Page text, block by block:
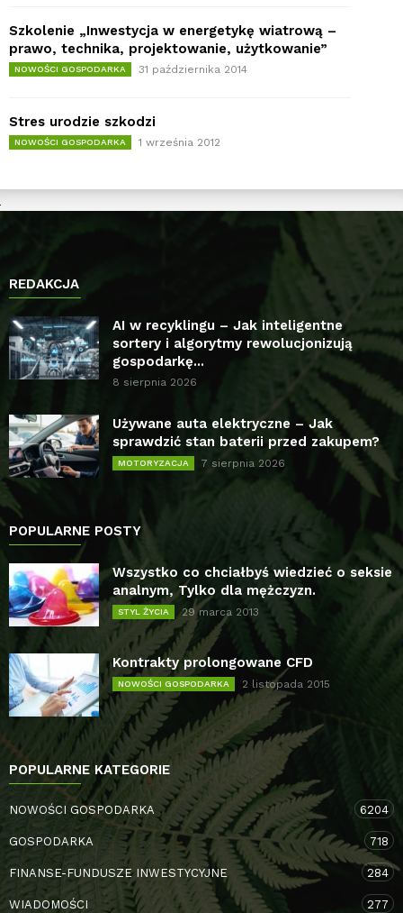
Szkolenie „Inwestycja w energetykę wiatrową –
prawo, technika, projektowanie, użytkowanie”
NOWOŚCI GOSPODARKA 31 października 2014
Stres urodzie szkodzi
NOWOŚCI GOSPODARKA 1 września 2012
REDAKCJA
AI w recyklingu – Jak inteligentne
sortery i algorytmy rewolucjonizują
gospodarkę...
8 sierpnia 2026
Używane auta elektryczne – Jak
sprawdzić stan baterii przed zakupem?
MOTORYZACJA 7 sierpnia 2026
POPULARNE POSTY
Wszystko co chciałbyś wiedzieć o seksie
analnym, Tylko dla mężczyzn.
STYL ŻYCIA 29 marca 2013
Kontrakty prolongowane CFD
NOWOŚCI GOSPODARKA 2 listopada 2015
POPULARNE KATEGORIE
NOWOŚCI GOSPODARKA 6204
GOSPODARKA 718
FINANSE-FUNDUSZE INWESTYCYJNE 284
WIADOMOŚCI 277